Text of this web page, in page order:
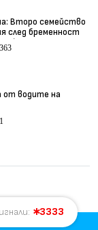
Второ семейство
след бременност
от водите на
3333